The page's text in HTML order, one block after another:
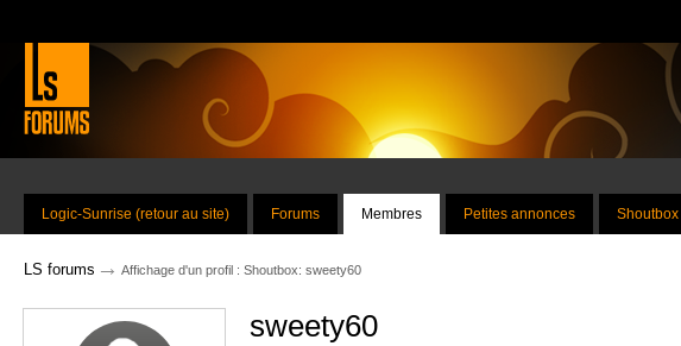
Logic-Sunrise (retour au site) Forums Membres Petites annonces Shoutbox
LS forums → Affichage d'un profil : Shoutbox: sweety60
sweety60